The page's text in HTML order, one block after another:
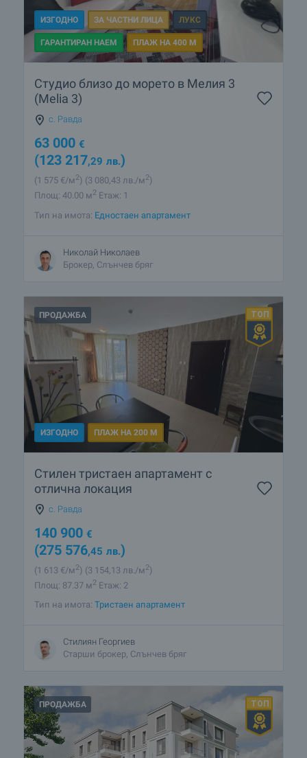
ИЗГОДНО ЗА ЧАСТНИ ЛИЦА ЛУКС
ГАРАНТИРАН НАЕМ ПЛАЖ НА 400 М
Студио близо до морето в Мелия 3
(Melia 3)
с. Равда
63 000 €
(123 217,29 лв.)
(1 575 €/м2) (3 080,43 лв./м2)
Площ: 40.00 м2 Етаж: 1
Тип на имота: Едностаен апартамент
Николай Николаев
Брокер, Слънчев бряг
ПРОДАЖБА
ИЗГОДНО ПЛАЖ НА 200 М
Стилен тристаен апартамент с
отлична локация
с. Равда
140 900 €
(275 576,45 лв.)
(1 613 €/м2) (3 154 ,13 лв./м2)
Площ: 87.37 м2 Етаж: 2
Тип на имота: Тристаен апартамент
Стилиян Георгиев
Старши брокер, Слънчев бряг
ПРОДАЖБА